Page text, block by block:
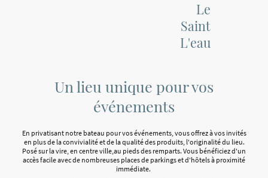
Le
Saint
L'eau
Un lieu unique pour vos
événements
En privatisant notre bateau pour vos événements, vous offrez à vos invités
en plus de la convivialité et de la qualité des produits, l'originalité du lieu.
Posé sur la vire, en centre ville,au pieds des remparts. Vous bénéficiez d'un
accès facile avec de nombreuses places de parkings et d'hôtels à proximité
immédiate.